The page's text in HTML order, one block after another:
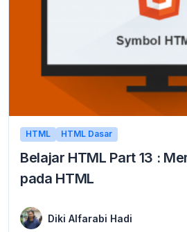
HTML HTML Dasar
Belajar HTML Part 13 :
pada HTML
Diki Alfarabi Hadi